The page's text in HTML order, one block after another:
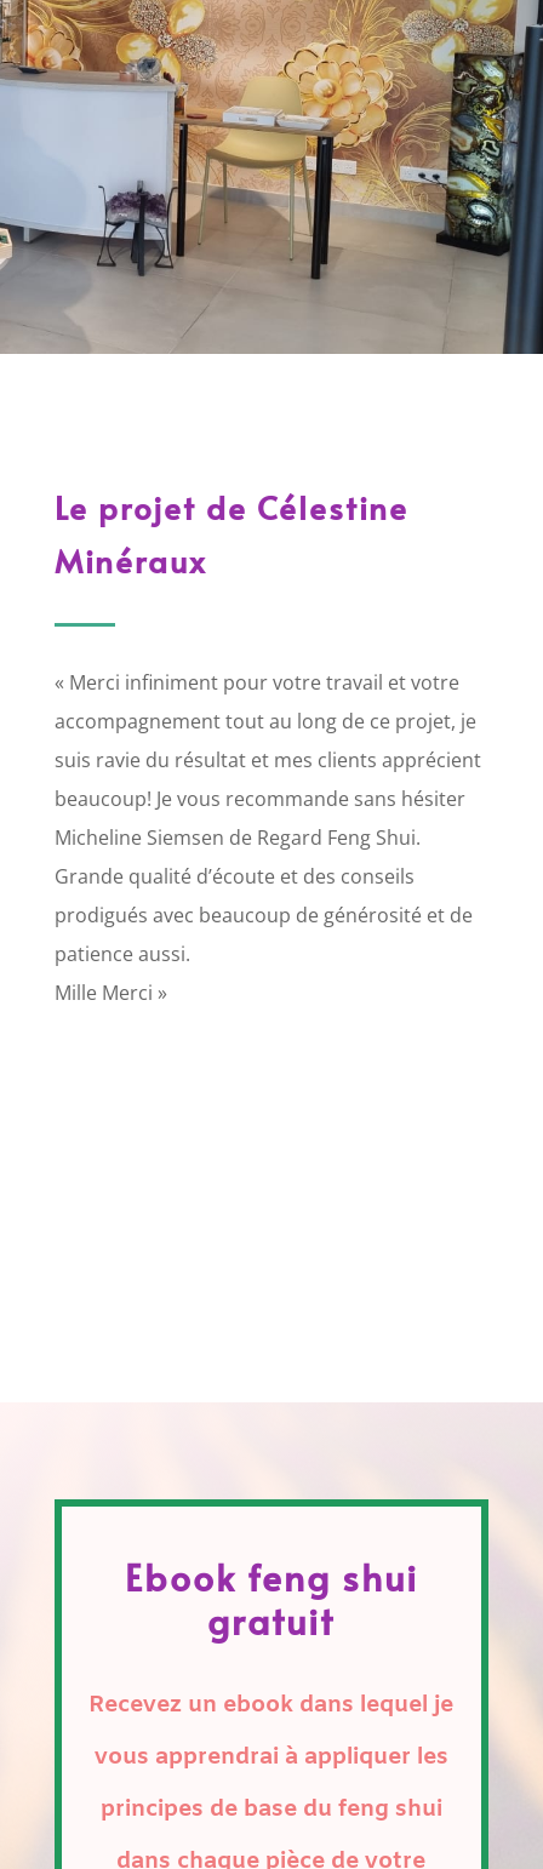
Le projet de Célestine
Minéraux
« Merci infiniment pour votre travail et votre
accompagnement tout au long de ce projet, je
suis ravie du résultat et mes clients apprécient
beaucoup! Je vous recommande sans hésiter
Micheline Siemsen de Regard Feng Shui.
Grande qualité d’écoute et des conseils
prodigués avec beaucoup de générosité et de
patience aussi.
Mille Merci »
Ebook feng shui
gratuit
Recevez un ebook dans lequel je
vous apprendrai à appliquer les
principes de base du feng shui
dans chaque pièce de votre